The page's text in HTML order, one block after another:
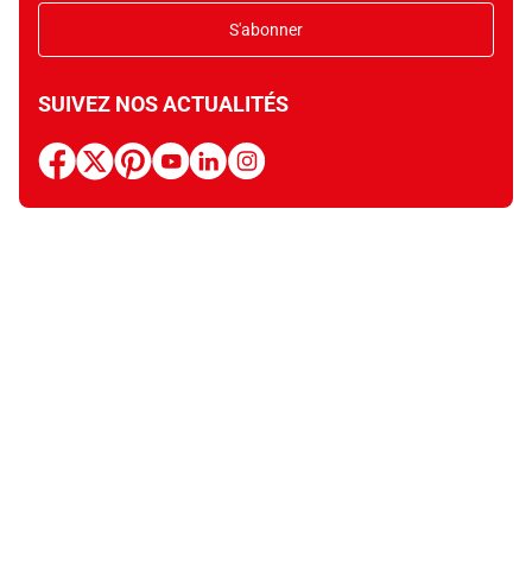
S'abonner
SUIVEZ NOS ACTUALITÉS
facebook
x pinterestyoutubelinkedininstagram